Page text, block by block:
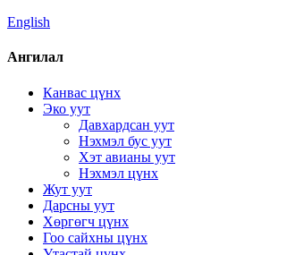
English
Ангилал
Канвас цүнх
Эко уут
Давхардсан уут
Нэхмэл бус уут
Хэт авианы уут
Нэхмэл цүнх
Жут уут
Дарсны уут
Хөргөгч цүнх
Гоо сайхны цүнх